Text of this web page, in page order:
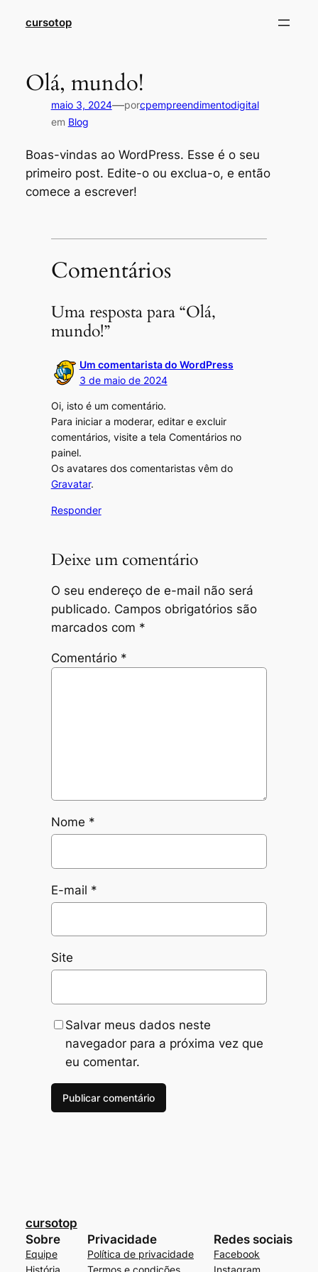
cursotop
Olá, mundo!
maio 3, 2024—porcpempreendimentodigital
em Blog
Boas-vindas ao WordPress. Esse é o seu
primeiro post. Edite-o ou exclua-o, e então
comece a escrever!
Comentários
Uma resposta para “Olá,
mundo!”
Um comentarista do WordPress
3 de maio de 2024
Oi, isto é um comentário.
Para iniciar a moderar, editar e excluir
comentários, visite a tela Comentários no
painel.
Os avatares dos comentaristas vêm do
Gravatar.
Responder
Deixe um comentário
O seu endereço de e-mail não será
publicado. Campos obrigatórios são
marcados com *
Comentário *
Nome *
E-mail *
Site
Salvar meus dados neste
navegador para a próxima vez que
eu comentar.
cursotop
Sobre
Equipe
História
Privacidade
Política de privacidade
Termos e condições
Redes sociais
Facebook
Instagram